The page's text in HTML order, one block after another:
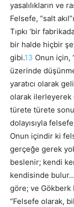
yasalılıkların ve
Felsefe, “salt
Tıpkı ‘bir
bir halde hiçbir
gibi.13 Onun için,
üzerinde
yaratıcı olarak
olarak ilerleyerek
türete türete
dolayısıyla
Onun içindir ki
gerçeğe gerek
beslenir; kendi
kendisinde
göre; ve Gökberk
“Felsefe olarak,